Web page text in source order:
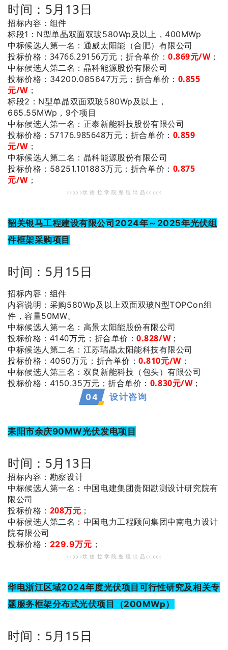
时间：5月13日
招标内容：组件
标段1：N型单晶双面双玻580Wp及以上，400MWp
中标候选人第一名 ：通威太阳能（合肥）有限公司
投标价格：34766.29156万元；折合单价：0.869元/W；
中标候选人第二名 ：晶科能源股份有限公司
投标价格：34200.085647万元； 折合单价： 0.855
元/W；
标段2：N型单晶双面双玻580Wp及以上，
665.55MWp，9个项目
中标候选人第一名 ：正泰新能科技股份有限公司
投标价格：57176.985648万元； 折合单价： 0.859
元/W；
中标候选人第二名 ：晶科能源股份有限公司
投标价格：58251.101883万元； 折合单价： 0.875
元/W；
>>>>>坎 德 拉 学 院 整 理 出 品<<<<<
韶关银马工程建设有限公司2024年～2025年光伏组
件框架采购项目
时间：5月15日
招标内容：组件
内容说明：采购580Wp及以上双面双玻N型TOPCon组
件，容量50MW。
中标候选人第一名 ：高景太阳能股份有限公司
投标价格：4140万元； 折合单价：0.828/W；
中标候选人第二名 ：江苏瑞晶太阳能科技有限公司
投标价格：4050万元； 折合单价：0.810元/W；
中标候选人第三名 ：双良新能科技（包头）有限公司
投标价格：4150.35万元；折合单价： 0.830元/W；
04 设计咨询
耒阳市余庆90MW光伏发电项目
时间：5月13日
招标内容：勘察设计
中标候选人第一名 ：中国电建集团贵阳勘测设计研究院有
限公司
投标价格： 208万元 ；
中标候选人第二名 ：中国电力工程顾问集团中南电力设计
院有限公司
投标价格： 229.9万元 ；
>>>>>坎 德 拉 学 院 整 理 出 品<<<<<
华电浙江区域2024年度光伏项目可行性研究及相关专
题服务框架分布式光伏项目（200MWp）
时间：5月15日